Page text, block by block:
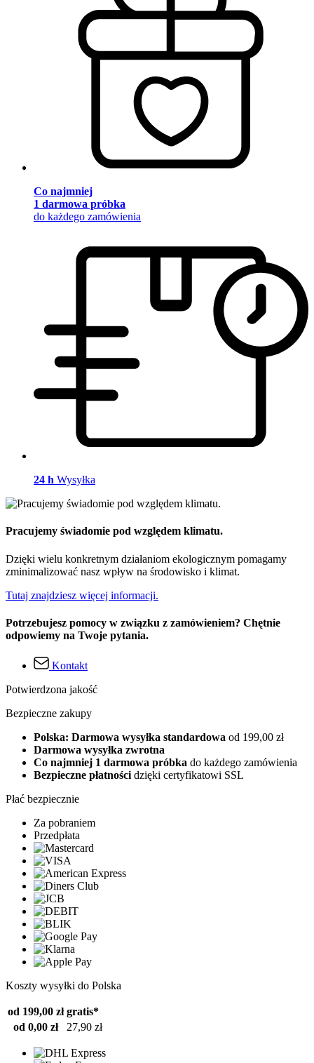
Co najmniej
1 darmowa próbka
do każdego zamówienia
24 h Wysyłka
Pracujemy świadomie pod względem klimatu.
Dzięki wielu konkretnym działaniom ekologicznym pomagamy
zminimalizować nasz wpływ na środowisko i klimat.
Tutaj znajdziesz więcej informacji.
Potrzebujesz pomocy w związku z zamówieniem? Chętnie
odpowiemy na Twoje pytania.
Kontakt
Potwierdzona jakość
Bezpieczne zakupy
Polska: Darmowa wysyłka standardowa od 199,00 zł
Darmowa wysyłka zwrotna
Co najmniej 1 darmowa próbka do każdego zamówienia
Bezpieczne płatności dzięki certyfikatowi SSL
Płać bezpiecznie
Za pobraniem
Przedpłata
Koszty wysyłki do Polska
od 199,00 zł gratis*
od 0,00 zł
27,90 zł